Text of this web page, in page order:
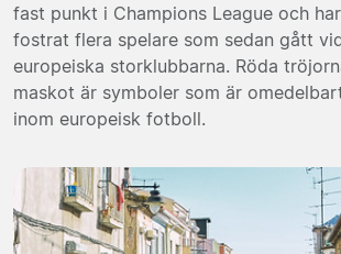
fast punkt i Champions League och
fostrat flera spelare som sedan gått
europeiska storklubbarna. Röda
maskot är symboler som är
inom europeisk fotboll.